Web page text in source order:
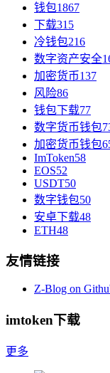
钱包1867
下载315
冷钱包216
数字资产安全
加密货币137
风险86
钱包下载77
数字货币钱包
加密货币钱包
ImToken58
EOS52
USDT50
数字钱包50
安卓下载48
ETH48
友情链接
Z-Blog on
imtoken下载
更多